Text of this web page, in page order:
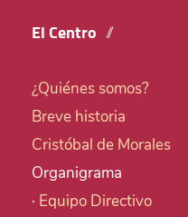
El Centro
¿Quiénes somos?
Breve historia
Cristóbal de Morales
Organigrama
· Equipo Directivo